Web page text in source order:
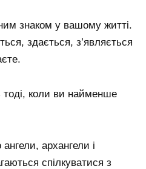
знаком у вашому житті.
здається, з’являється
тоді, коли ви найменше
архангели і
спілкуватися з